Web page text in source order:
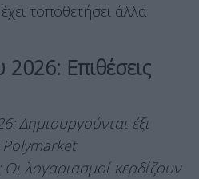
τοποθετήσει άλλα
Επιθέσεις
Δημιουργούνται έξι
λογαριασμοί κερδίζουν